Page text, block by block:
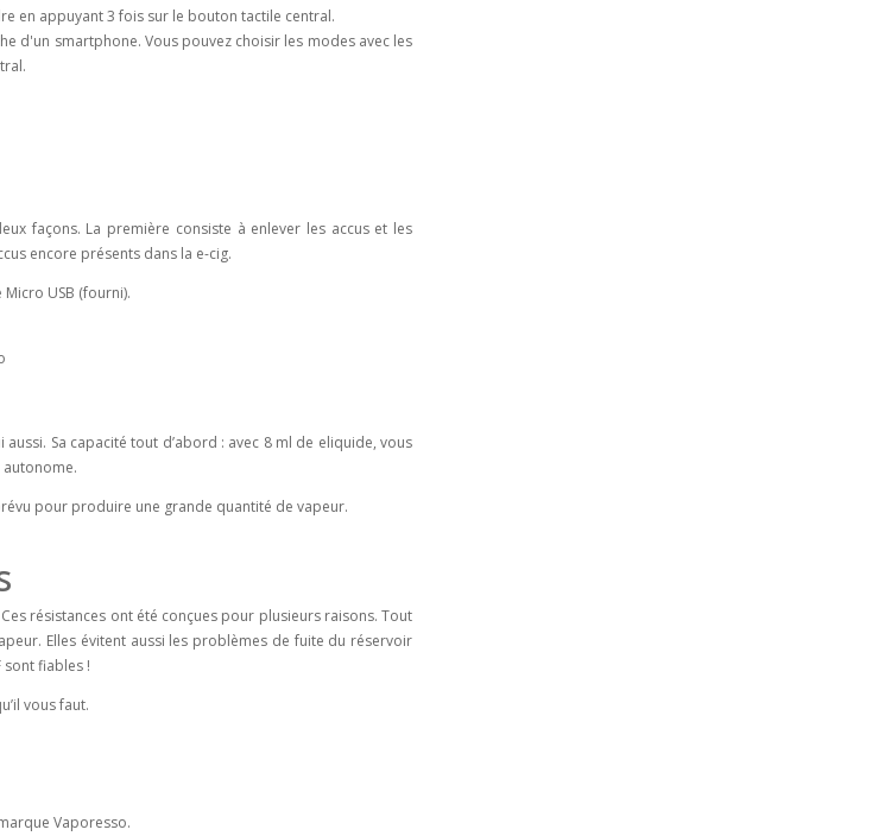
en appuyant 3 fois sur le bouton tactile central.
d'un smartphone. Vous pouvez choisir les modes avec les
façons. La première consiste à enlever les accus et les
encore présents dans la e-cig.
USB (fourni).
aussi. Sa capacité tout d’abord : avec 8 ml de eliquide, vous
pour produire une grande quantité de vapeur.
résistances ont été conçues pour plusieurs raisons. Tout
Elles évitent aussi les problèmes de fuite du réservoir
fiables !
vous faut.
Vaporesso.